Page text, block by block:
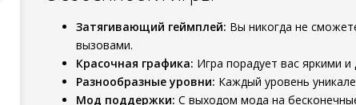
Затягивающий геймплей: Вы никогда не
вызовами.
Красочная графика: Игра порадует вас яркими
Разнообразные уровни: Каждый уровень
Мод поддержки: С выходом мода на